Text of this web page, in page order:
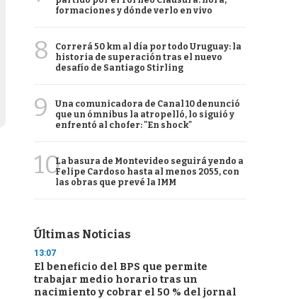
formaciones y dónde verlo en vivo
8
Correrá 50 km al día por todo Uruguay: la
historia de superación tras el nuevo
desafío de Santiago Stirling
9
Una comunicadora de Canal 10 denunció
que un ómnibus la atropelló, lo siguió y
enfrentó al chofer: "En shock"
10La basura de Montevideo seguirá yendo a
Felipe Cardoso hasta al menos 2055, con
las obras que prevé la IMM
Últimas Noticias
13:07
El beneficio del BPS que permite
trabajar medio horario tras un
nacimiento y cobrar el 50 % del jornal